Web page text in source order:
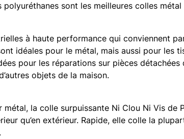
sont les meilleures colles métal
à haute performance qui conviennent
idéales pour le métal, mais aussi pour les
pour les réparations sur pièces
objets de la maison.
la colle surpuissante Ni Clou Ni Vis de
qu’en extérieur. Rapide, elle colle la